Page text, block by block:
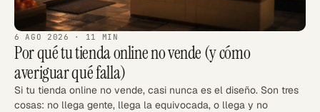
6 AGO 2026 · 11 MIN
Por qué tu tienda online no vende (y cómo
averiguar qué falla)
Si tu tienda online no vende, casi nunca es el diseño. Son tres
cosas: no llega gente, llega la equivocada, o llega y no